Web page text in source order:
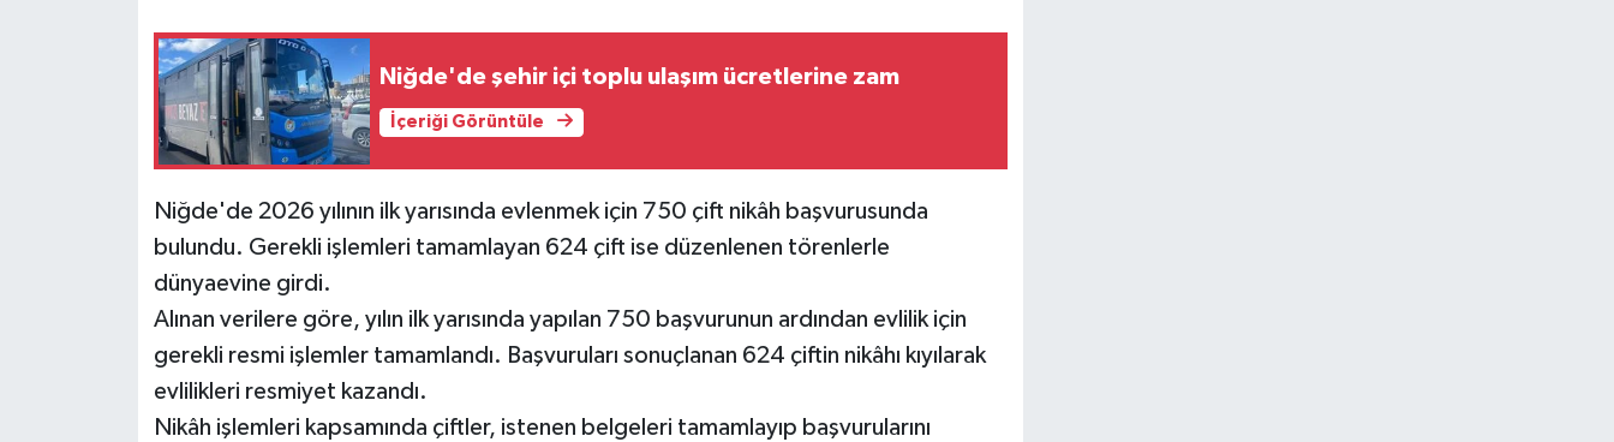
Niğde'de şehir içi toplu ulaşım ücretlerine zam
İçeriği Görüntüle
Niğde'de 2026 yılının ilk yarısında evlenmek için 750 çift nikâh başvurusunda
bulundu. Gerekli işlemleri tamamlayan 624 çift ise düzenlenen törenlerle
dünyaevine girdi.
Alınan verilere göre, yılın ilk yarısında yapılan 750 başvurunun ardından evlilik için
gerekli resmi işlemler tamamlandı. Başvuruları sonuçlanan 624 çiftin nikâhı kıyılarak
evlilikleri resmiyet kazandı.
Nikâh işlemleri kapsamında çiftler, istenen belgeleri tamamlayıp başvurularını